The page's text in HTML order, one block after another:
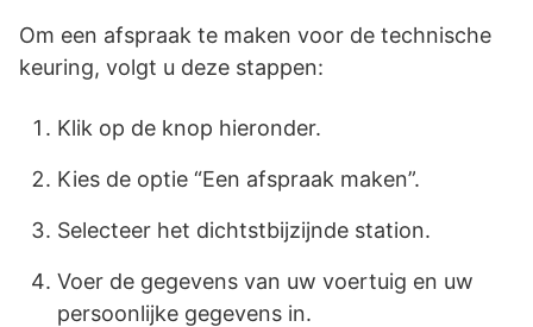
Om een afspraak te maken voor de technische
keuring, volgt u deze stappen:
Klik op de knop hieronder.
Kies de optie “Een afspraak maken”.
Selecteer het dichtstbijzijnde station.
Voer de gegevens van uw voertuig en uw
persoonlijke gegevens in.